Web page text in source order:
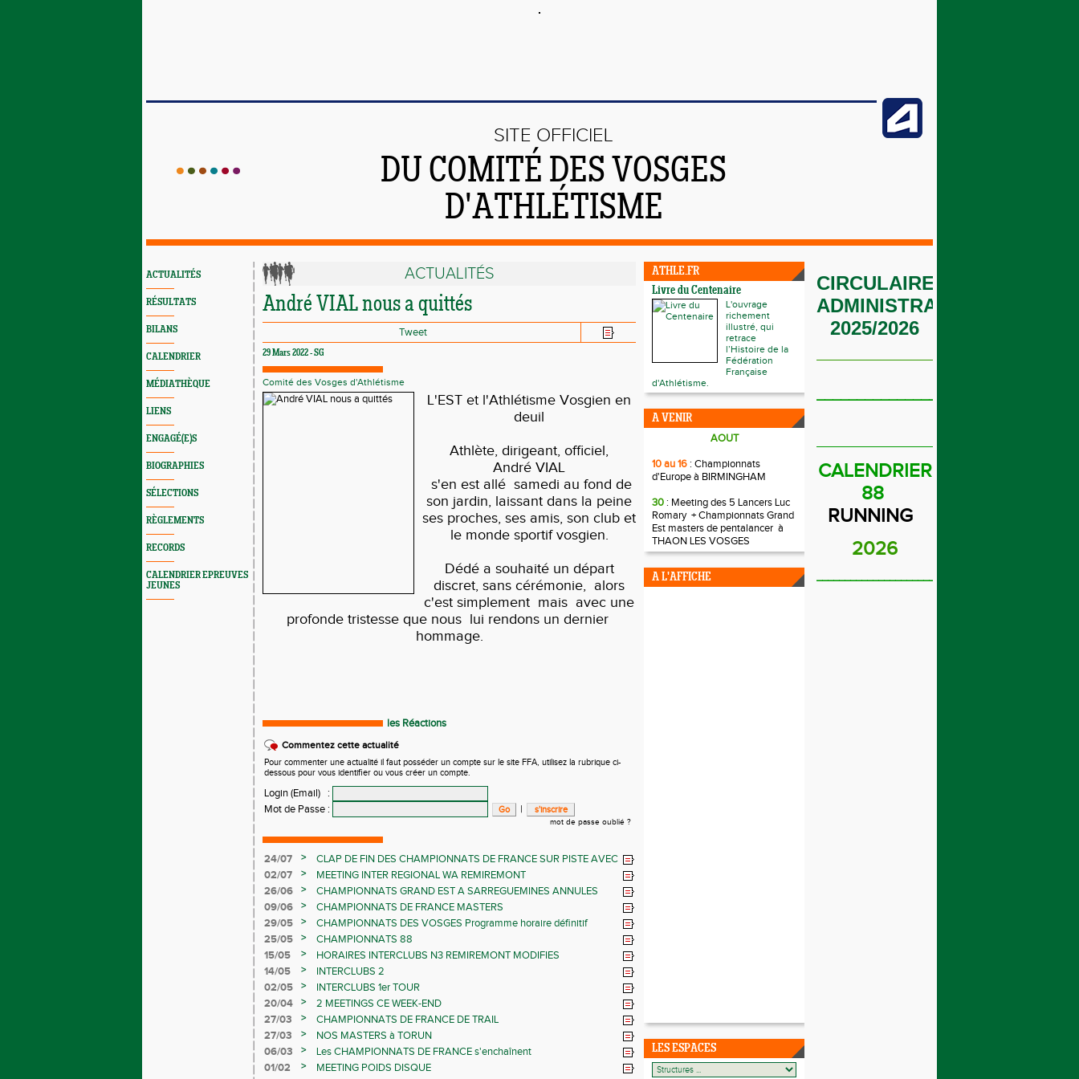
SITE OFFICIEL
DU COMITÉ DES VOSGES
D'ATHLÉTISME
ACTUALITÉS
RÉSULTATS
BILANS
CALENDRIER
MÉDIATHÈQUE
LIENS
ENGAGÉ(E)S
BIOGRAPHIES
SÉLECTIONS
RÈGLEMENTS
RECORDS
CALENDRIER EPREUVES
JEUNES
ACTUALITÉS
André VIAL nous a quittés
Tweet
29 Mars 2022 - SG
Comité des Vosges d'Athlétisme
L'EST et l'Athlétisme Vosgien en
deuil
Athlète, dirigeant, officiel,
André VIAL
s'en est allé samedi au fond de
son jardin, laissant dans la peine
ses proches, ses amis, son club et
le monde sportif vosgien.
Dédé a souhaité un départ
discret, sans cérémonie, alors
c'est simplement mais avec une
profonde tristesse que nous lui rendons un dernier
hommage.
les Réactions
Commentez cette actualité
Pour commenter une actualité il faut posséder un compte sur le site FFA, utilisez la rubrique ci-
dessous pour vous identifier ou vous créer un compte.
Login (Email)
:
Mot de Passe : |
mot de passe oublié ?
24/07 >
CLAP DE FIN DES CHAMPIONNATS DE FRANCE SUR PISTE AVEC
LES CHAMPIONNATS ELITE
02/07 >
MEETING INTER REGIONAL WA REMIREMONT
26/06
>
CHAMPIONNATS GRAND EST A SARREGUEMINES ANNULES
09/06
>
CHAMPIONNATS DE FRANCE MASTERS
29/05
>
CHAMPIONNATS DES VOSGES Programme horaire définitif
25/05
>
CHAMPIONNATS 88
15/05
>
HORAIRES INTERCLUBS N3 REMIREMONT MODIFIES
14/05
>
INTERCLUBS 2
02/05
>
INTERCLUBS 1er TOUR
20/04
>
2 MEETINGS CE WEEK-END
27/03
>
CHAMPIONNATS DE FRANCE DE TRAIL
27/03
>
NOS MASTERS à TORUN
06/03
>
Les CHAMPIONNATS DE FRANCE s'enchaînent
01/02
>
MEETING POIDS DISQUE
ATHLE.FR
Livre du Centenaire
L'ouvrage
richement
illustré, qui
retrace
l’Histoire de la
Fédération
Française
d'Athlétisme.
A VENIR
AOUT
10 au 16 : Championnats
d'Europe à BIRMINGHAM
30 : Meeting des 5 Lancers Luc
Romary + Championnats Grand
Est masters de pentalancer à
THAON LES VOSGES
A L'AFFICHE
LES ESPACES
CIRCULAIRE
ADMINISTRATIVE
2025/2026
CALENDRIER
88
RUNNING
2026
______________________________